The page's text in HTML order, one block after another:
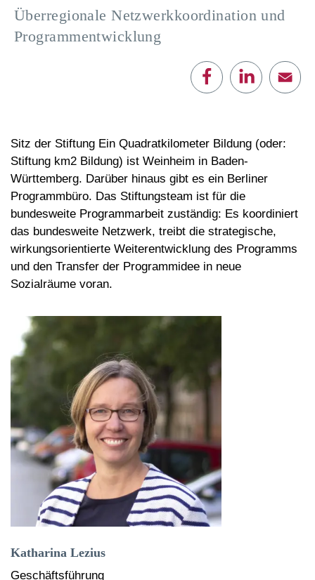
Überregionale Netzwerkkoordination und
Programmentwicklung
Sitz der Stiftung Ein Quadratkilometer Bildung (oder:
Stiftung km2 Bildung) ist Weinheim in Baden-
Württemberg. Darüber hinaus gibt es ein Berliner
Programmbüro. Das Stiftungsteam ist für die
bundesweite Programmarbeit zuständig: Es koordiniert
das bundesweite Netzwerk, treibt die strategische,
wirkungsorientierte Weiterentwicklung des Programms
und den Transfer der Programmidee in neue
Sozialräume voran.
Katharina Lezius
Geschäftsführung